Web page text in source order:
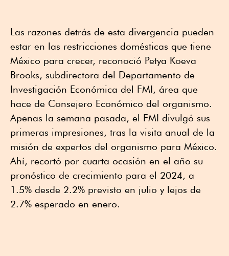
Las razones detrás de esta divergencia pueden
estar en las restricciones domésticas que tiene
México para crecer, reconoció Petya Koeva
Brooks, subdirectora del Departamento de
Investigación Económica del FMI, área que
hace de Consejero Económico del organismo.
Apenas la semana pasada, el FMI divulgó sus
primeras impresiones, tras la visita anual de la
misión de expertos del organismo para México.
Ahí, recortó por cuarta ocasión en el año su
pronóstico de crecimiento para el 2024, a
1.5% desde 2.2% previsto en julio y lejos de
2.7% esperado en enero.